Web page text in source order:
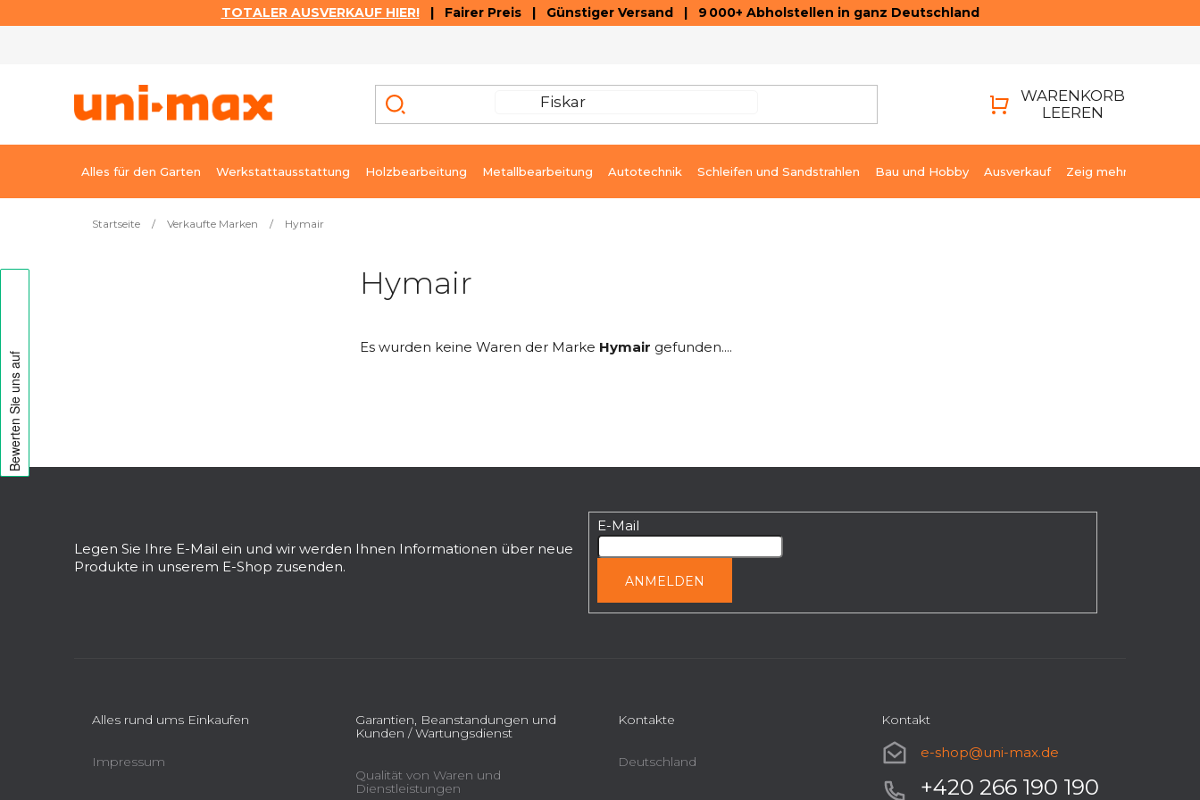
TOTALER AUSVERKAUF HIER!| Fairer Preis | Günstiger Versand | 9 000+ Abholstellen in ganz Deutschland
WARENKORB
LEEREN
Alles für den Garten Werkstattausstattung Holzbearbeitung Metallbearbeitung Autotechnik Schleifen und Sandstrahlen Bau und Hobby Ausverkauf Zeig mehr
Startseite / Verkaufte Marken / Hymair
s
Hymair
Es wurden keine Waren der Marke Hymair gefunden....
F
Legen Sie Ihre E-Mail ein und wir werden Ihnen Informationen über neue
Produkte in unserem E-Shop zusenden.
E-Mail
ANMELDEN
Alles rund ums Einkaufen
Impressum
Garantien, Beanstandungen und
Kunden / Wartungsdienst
Qualität von Waren und
Dienstleistungen
Kontakte
Deutschland
Kontakt
e-shop@uni-max.de
+420 266 190 190